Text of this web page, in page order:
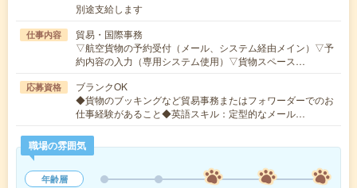
別途支給します
仕事内容
貿易・国際事務
▽航空貨物の予約受付（メール、システム経由メイン）▽予
約内容の入力（専用システム使用）▽貨物スペース…
応募資格
ブランクOK
◆貨物のブッキングなど貿易事務またはフォワーダーでのお
仕事経験があること◆英語スキル：定型的なメール…
職場の雰囲気
年齢層